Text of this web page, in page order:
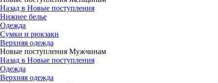
Назад в Новые поступления
Нижнее белье
Одежда
Сумки и рюкзаки
Верхняя одежда
Новые поступления Мужчинам
Назад в Новые поступления
Одежда
Верхняя одежда